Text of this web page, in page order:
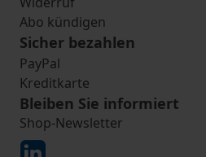
Abo kündigen
Sicher bezahlen
PayPal
Kreditkarte
Bleiben Sie informiert
Shop-Newsletter